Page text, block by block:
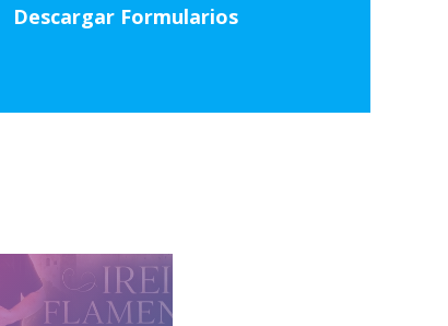
Descargar Formularios